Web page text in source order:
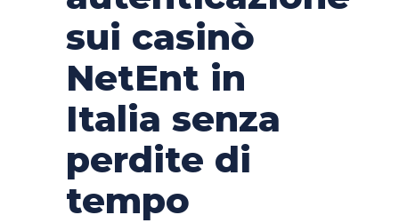
sui casinò
NetEnt in
Italia senza
perdite di
tempo